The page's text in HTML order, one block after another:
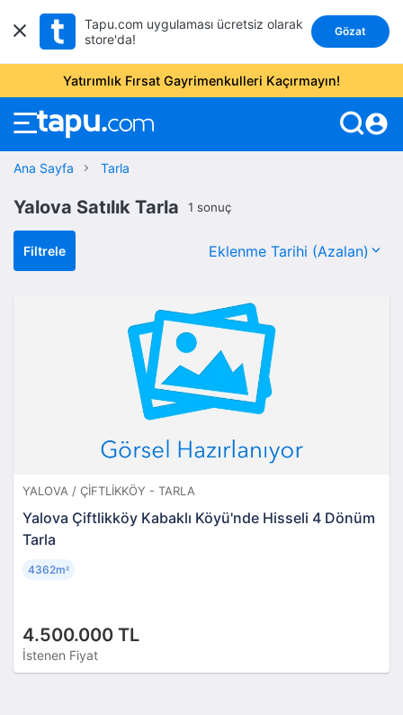
Tapu.com uygulaması ücretsiz olarak
store'da!
Gözat
Yatırımlık Fırsat Gayrimenkulleri Kaçırmayın!
account_circle
Ana Sayfa Tarla
Yalova Satılık Tarla 1 sonuç
Filtrele
YALOVA / ÇIFTLIKKÖY - TARLA
Yalova Çiftlikköy Kabaklı Köyü'nde Hisseli 4 Dönüm
Tarla
4.500.000 TL
İstenen Fiyat
4362m²